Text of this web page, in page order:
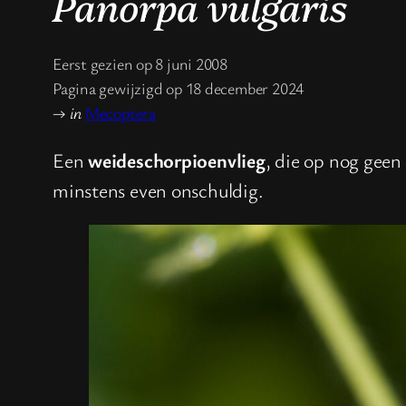
Eerst gezien op 8 juni 2008
Pagina gewijzigd op 18 december 2024
→ in Mecoptera
Eenweideschorpioenvlieg, die op nog
minstens even onschuldig.